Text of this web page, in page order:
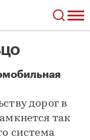
дорог в
так
система